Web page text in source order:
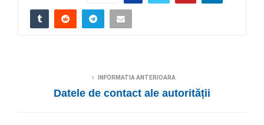
INFORMATIA ANTERIOARA
Datele de contact ale autorității